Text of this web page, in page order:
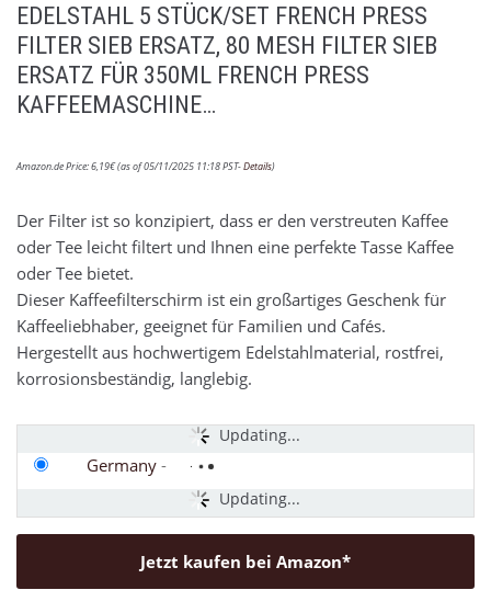
EDELSTAHL 5 STÜCK/SET FRENCH PRESS
FILTER SIEB ERSATZ, 80 MESH FILTER SIEB
ERSATZ FÜR 350ML FRENCH PRESS
KAFFEEMASCHINE…
Amazon.de Price:6,19€(as of 05/11/2025 11:18 PST-Details)
Der Filter ist so konzipiert, dass er den verstreuten Kaffee
oder Tee leicht filtert und Ihnen eine perfekte Tasse Kaffee
oder Tee bietet.
Dieser Kaffeefilterschirm ist ein großartiges Geschenk für
Kaffeeliebhaber, geeignet für Familien und Cafés.
Hergestellt aus hochwertigem Edelstahlmaterial, rostfrei,
korrosionsbeständig, langlebig.
Updating...
Updating...
Germany -
Jetzt kaufen bei Amazon*